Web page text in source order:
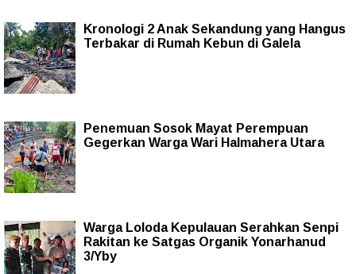
Kronologi 2 Anak Sekandung yang Hangus
Terbakar di Rumah Kebun di Galela
Penemuan Sosok Mayat Perempuan
Gegerkan Warga Wari Halmahera Utara
Warga Loloda Kepulauan Serahkan Senpi
Rakitan ke Satgas Organik Yonarhanud
3/Yby